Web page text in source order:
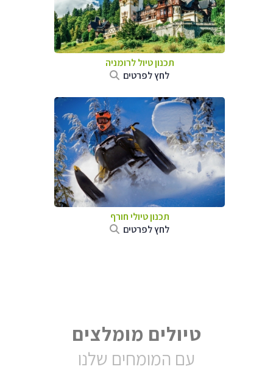
תכנון טיול לרומניה
לחץ לפרטים
תכנון טיולי חורף
לחץ לפרטים
טיולים מומלצים
עם המומחים שלנו